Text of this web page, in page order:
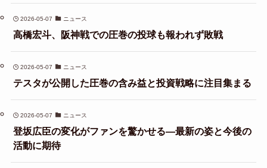
2026-05-07 ニュース
高橋宏斗、阪神戦での圧巻の投球も報われず敗戦
2026-05-07 ニュース
テスタが公開した圧巻の含み益と投資戦略に注目集まる
2026-05-07 ニュース
登坂広臣の変化がファンを驚かせる—最新の姿と今後の
活動に期待